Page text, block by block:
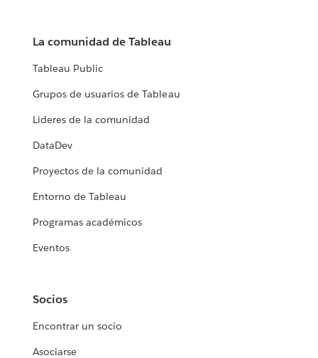
La comunidad de Tableau
Tableau Public
Grupos de usuarios de Tableau
Líderes de la comunidad
DataDev
Proyectos de la comunidad
Entorno de Tableau
Programas académicos
Eventos
Socios
Encontrar un socio
Asociarse